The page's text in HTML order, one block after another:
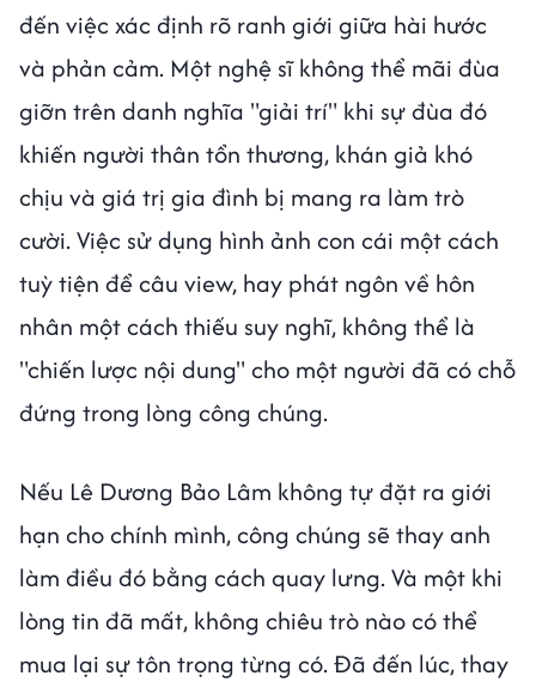
đến việc xác định rõ ranh giới giữa hài hước
và phản cảm. Một nghệ sĩ không thể mãi đùa
giỡn trên danh nghĩa "giải trí" khi sự đùa đó
khiến người thân tổn thương, khán giả khó
chịu và giá trị gia đình bị mang ra làm trò
cười. Việc sử dụng hình ảnh con cái một cách
tuỳ tiện để câu view, hay phát ngôn về hôn
nhân một cách thiếu suy nghĩ, không thể là
"chiến lược nội dung" cho một người đã có chỗ
đứng trong lòng công chúng.
Nếu Lê Dương Bảo Lâm không tự đặt ra giới
hạn cho chính mình, công chúng sẽ thay anh
làm điều đó bằng cách quay lưng. Và một khi
lòng tin đã mất, không chiêu trò nào có thể
mua lại sự tôn trọng từng có. Đã đến lúc, thay